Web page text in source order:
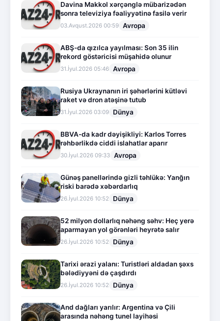
Davina Makkol xərçənglə mübarizədən
sonra televiziya fəaliyyətinə fasilə verir
03.Avqust.2026 00:59 Avropa
ABŞ-da qızılca yayılması: Son 35 ilin
rekord göstəricisi müşahidə olunur
31.İyul.2026 05:46 Avropa
Rusiya Ukraynanın iri şəhərlərini kütləvi
raket və dron atəşinə tutub
31.İyul.2026 03:09 Dünya
BBVA-da kadr dəyişikliyi: Karlos Torres
rəhbərlikdə ciddi islahatlar aparır
30.İyul.2026 09:33 Avropa
Günəş panellərində gizli təhlükə: Yanğın
riski barədə xəbərdarlıq
26.İyul.2026 10:52 Dünya
52 milyon dollarlıq nəhəng səhv: Heç yerə
aparmayan yol görənləri heyrətə salır
26.İyul.2026 10:52 Dünya
Tarixi ərazi yalanı: Turistləri aldadan şəxs
bələdiyyəni də çaşdırdı
26.İyul.2026 10:52 Dünya
And dağları yarılır: Argentina və Çili
arasında nəhəng tunel layihəsi